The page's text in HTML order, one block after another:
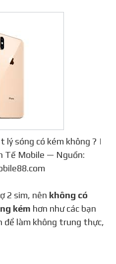
lý sóng có kém không ? |
Tế Mobile — Nguồn:
2 sim, nên không có
kém hơn như các bạn
để làm không trung thực,